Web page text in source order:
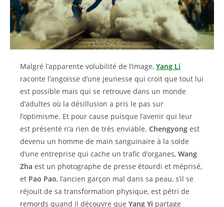
Malgré l’apparente volubilité de l’image, Yang Li
raconte l’angoisse d’une jeunesse qui croit que tout lui
est possible mais qui se retrouve dans un monde
d’adultes où la désillusion a pris le pas sur
l’optimisme. Et pour cause puisque l’avenir qui leur
est présenté n’a rien de très enviable. Chengyong est
devenu un homme de main sanguinaire à la solde
d’une entreprise qui cache un trafic d’organes, Wang
Zha est un photographe de presse étourdi et méprisé,
et Pao Pao, l’ancien garçon mal dans sa peau, s’il se
réjouit de sa transformation physique, est pétri de
remords quand il découvre que Yang Yi partage